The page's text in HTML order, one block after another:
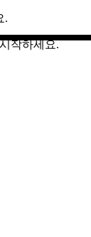
.
작하세요.